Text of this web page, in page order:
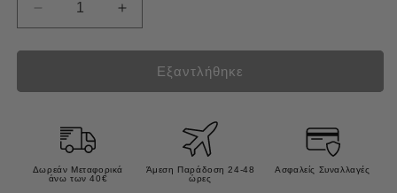
Μείωση
ποσότητας
για
Vitalcare
Intestinal
Υποαλλεργική
Κλινική
Ξηρά
Αύξηση
ποσότητας
για
Vitalcare
Intestinal
Υποαλλεργική
Κλινική
Εξαντλήθηκε
Δωρεάν Μεταφορικά
άνω των 40€
Άμεση Παράδοση 24-48
ώρες
Ασφαλείς Συναλλαγές